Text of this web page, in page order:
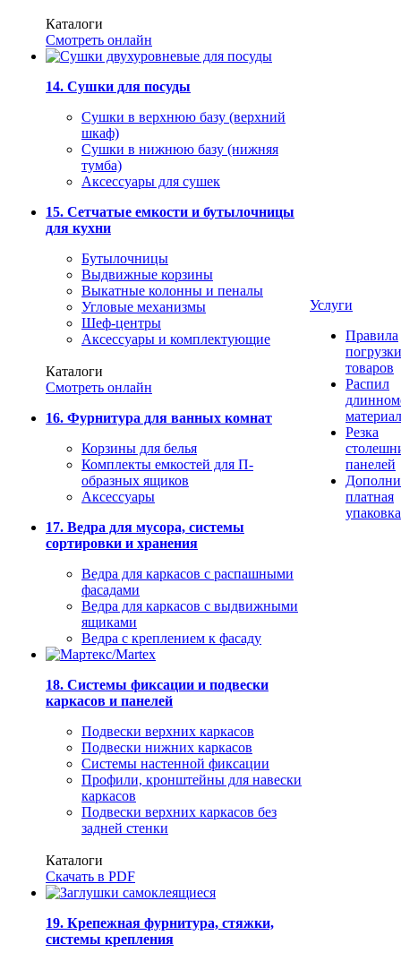
Каталоги
Смотреть онлайн
14. Сушки для посуды
Сушки в верхнюю базу (верхний
шкаф)
Сушки в нижнюю базу (нижняя
тумба)
Аксессуары для сушек
15. Сетчатые емкости и бутылочницы
для кухни
Бутылочницы
Выдвижные корзины
Выкатные колонны и пеналы
Угловые механизмы
Шеф-центры
Аксессуары и комплектующие
Каталоги
Смотреть онлайн
16. Фурнитура для ванных комнат
Корзины для белья
Комплекты емкостей для П-
образных ящиков
Аксессуары
17. Ведра для мусора, системы
сортировки и хранения
Ведра для каркасов с распашными
фасадами
Ведра для каркасов с выдвижными
ящиками
Ведра с креплением к фасаду
18. Системы фиксации и подвески
каркасов и панелей
Подвески верхних каркасов
Подвески нижних каркасов
Системы настенной фиксации
Профили, кронштейны для навески
каркасов
Подвески верхних каркасов без
задней стенки
Каталоги
Скачать в PDF
19. Крепежная фурнитура, стяжки,
системы крепления
Услуги
Правила
погрузки
товаров
Распил
Резка
панелей
платная
упаковка